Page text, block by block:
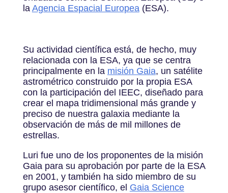
la Agencia Espacial Europea (ESA).
Su actividad científica está, de hecho, muy
relacionada con la ESA, ya que se centra
principalmente en la misión Gaia, un satélite
astrométrico construido por la propia ESA
con la participación del IEEC, diseñado para
crear el mapa tridimensional más grande y
preciso de nuestra galaxia mediante la
observación de más de mil millones de
estrellas.
Luri fue uno de los proponentes de la misión
Gaia para su aprobación por parte de la ESA
en 2001, y también ha sido miembro de su
grupo asesor científico, el Gaia Science